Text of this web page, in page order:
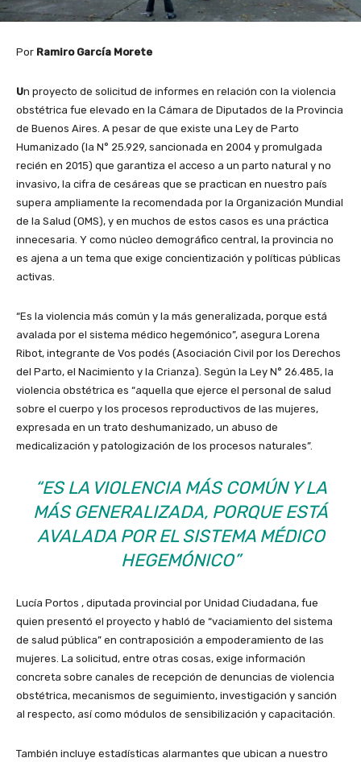
Por Ramiro García Morete
Un proyecto de solicitud de informes en relación con la violencia
obstétrica fue elevado en la Cámara de Diputados de la Provincia
de Buenos Aires. A pesar de que existe una Ley de Parto
Humanizado (la N° 25.929, sancionada en 2004 y promulgada
recién en 2015) que garantiza el acceso a un parto natural y no
invasivo, la cifra de cesáreas que se practican en nuestro país
supera ampliamente la recomendada por la Organización Mundial
de la Salud (OMS), y en muchos de estos casos es una práctica
innecesaria. Y como núcleo demográfico central, la provincia no
es ajena a un tema que exige concientización y políticas públicas
activas.
“Es la violencia más común y la más generalizada, porque está
avalada por el sistema médico hegemónico”, asegura Lorena
Ribot, integrante de Vos podés (Asociación Civil por los Derechos
del Parto, el Nacimiento y la Crianza). Según la Ley N° 26.485, la
violencia obstétrica es “aquella que ejerce el personal de salud
sobre el cuerpo y los procesos reproductivos de las mujeres,
expresada en un trato deshumanizado, un abuso de
medicalización y patologización de los procesos naturales”.
“ES LA VIOLENCIA MÁS COMÚN Y LA
MÁS GENERALIZADA, PORQUE ESTÁ
AVALADA POR EL SISTEMA MÉDICO
HEGEMÓNICO”
Lucía Portos , diputada provincial por Unidad Ciudadana, fue
quien presentó el proyecto y habló de “vaciamiento del sistema
de salud pública” en contraposición a empoderamiento de las
mujeres. La solicitud, entre otras cosas, exige información
concreta sobre canales de recepción de denuncias de violencia
obstétrica, mecanismos de seguimiento, investigación y sanción
al respecto, así como módulos de sensibilización y capacitación.
También incluye estadísticas alarmantes que ubican a nuestro